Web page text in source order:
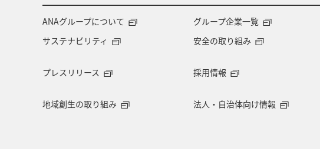
ANAグループについて グループ企業一覧
サステナビリティ
安全の取り組み
プレスリリース
採用情報
地域創生の取り組み 法人・自治体向け情報